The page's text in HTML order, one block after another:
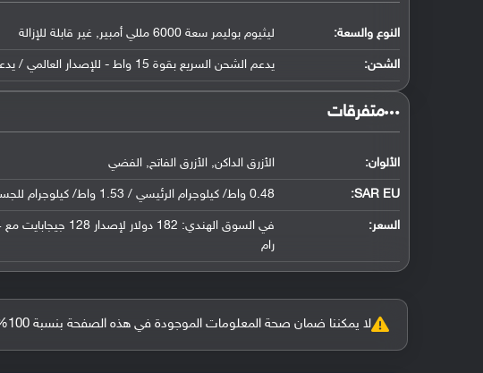
النوع والسعة: ليثيوم بوليمر سعة 6000 مللي أمبير, غير قابلة للإزالة
الشحن: يدعم الشحن السريع بقوة 15 واط - للإصدار العالمي / يدعم الشحن السريع بقوة 25 واط - للإصدار الهندي
‏متفرقات‏
الألوان: الأزرق الداكن, الأزرق الفاتح, الفضي
SAR EU: 0.48 واط/ كيلوجرام الرئيسي / 1.53 واط/ كيلوجرام للجسم
السعر:
رام
لا يمكننا ضمان صحة المعلومات الموجودة في هذه الصفحة بنسبة 100%، وفي حالة وجود خطأ يُرجى